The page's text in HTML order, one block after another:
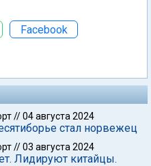
Facebook
//04 августа 2024
стал норвежец
//03 августа 2024
Лидируют китайцы.